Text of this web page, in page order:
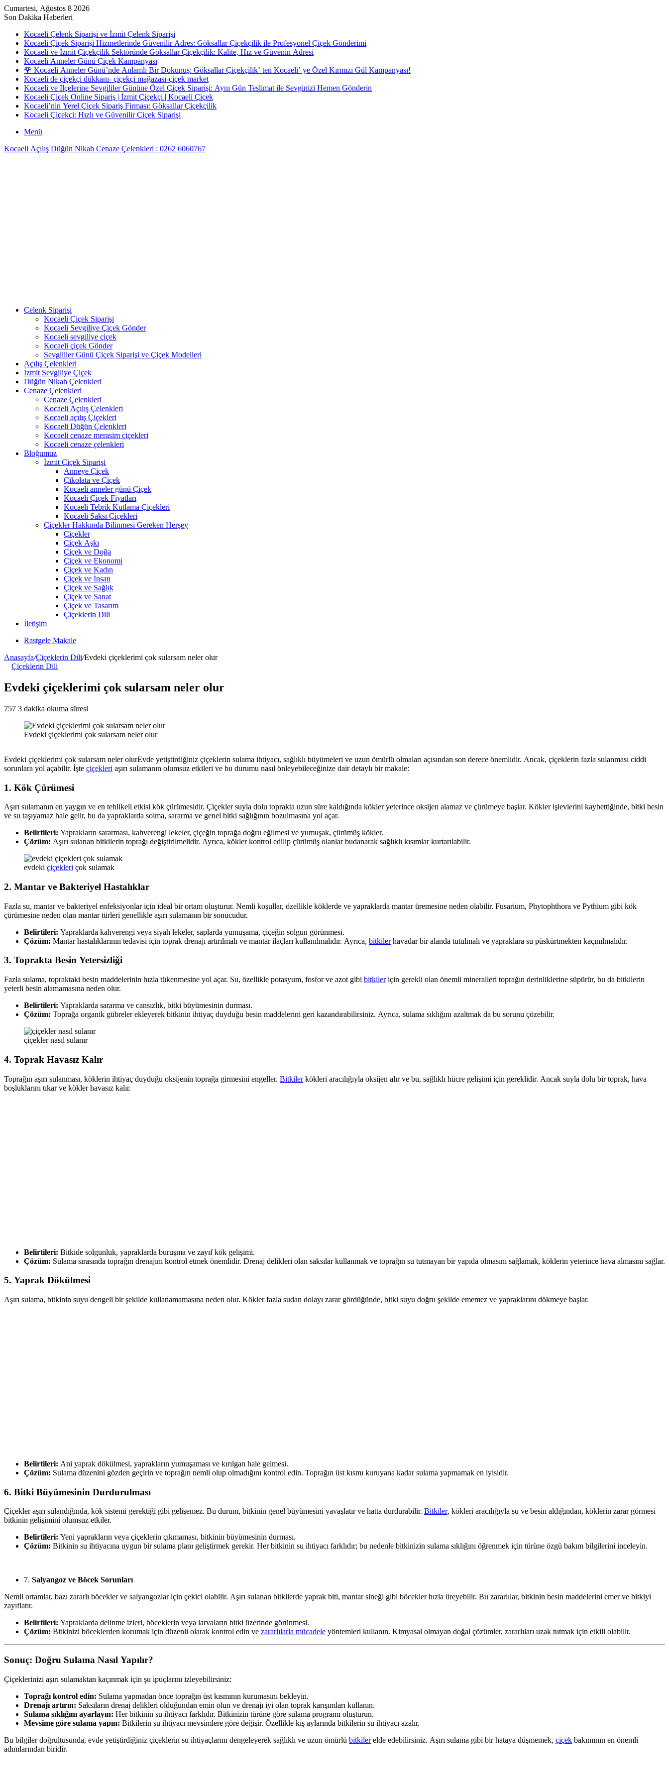
Cumartesi, Ağustos 8 2026
Son Dakika Haberleri
Kocaeli Çelenk Siparişi ve İzmit Çelenk Siparişi
Kocaeli Çiçek Siparişi Hizmetlerinde Güvenilir Adres: Göksallar Çiçekçilik ile Profesyonel Çiçek Gönderimi
Kocaeli ve İzmit Çiçekçilik Sektöründe Göksallar Çiçekçilik: Kalite, Hız ve Güvenin Adresi
Kocaeli Anneler Günü Çiçek Kampanyası
🌹 Kocaeli Anneler Günü’nde Anlamlı Bir Dokunuş: Göksallar Çiçekçilik’ ten Kocaeli’ ye Özel Kırmızı Gül Kampanyası!
Kocaeli de çiçekçi dükkanı- çiçekçi mağazası-çiçek market
Kocaeli ve İlçelerine Sevgililer Gününe Özel Çiçek Siparişi: Aynı Gün Teslimat ile Sevginizi Hemen Gönderin
Kocaeli Çiçek Online Sipariş | İzmit Çiçekçi | Kocaeli Çiçek
Kocaeli’nin Yerel Çiçek Sipariş Firması: Göksallar Çiçekçilik
Kocaeli Çiçekçi: Hızlı ve Güvenilir Çiçek Siparişi
Menü
Kocaeli Açılış Düğün Nikah Cenaze Çelenkleri : 0262 6060767
Çelenk Siparişi
Kocaeli Çiçek Siparişi
Kocaeli Sevgiliye Çiçek Gönder
Kocaeli sevgiliye çiçek
Kocaeli çiçek Gönder
Sevgililer Günü Çiçek Siparişi ve Çiçek Modelleri
Açılış Çelenkleri
İzmit Sevgiliye Çiçek
Düğün Nikah Çelenkleri
Cenaze Çelenkleri
Cenaze Çelenkleri
Kocaeli Açılış Çelenkleri
Kocaeli açılış Çiçekleri
Kocaeli Düğün Çelenkleri
Kocaeli cenaze merasim çiçekleri
Kocaeli cenaze çelenkleri
Bloğumuz
İzmit Çiçek Siparişi
Anneye Çiçek
Çikolata ve Çiçek
Kocaeli anneler günü Çiçek
Kocaeli Çiçek Fiyatları
Kocaeli Tebrik Kutlama Çiçekleri
Kocaeli Saksı Çiçekleri
Çiçekler Hakkında Bilinmesi Gereken Herşey
Çiçekler
Çiçek Aşkı
Çiçek ve Doğa
Çiçek ve Ekonomi
Çiçek ve Kadın
Çiçek ve İnsan
Çiçek ve Sağlık
Çiçek ve Sanat
Çiçek ve Tasarım
Çiçeklerin Dili
İletişim
Rastgele Makale
Anasayfa/Çiçeklerin Dili/Evdeki çiçeklerimi çok sularsam neler olur
Çiçeklerin Dili
Evdeki çiçeklerimi çok sularsam neler olur
757 3 dakika okuma süresi
Evdeki çiçeklerimi çok sularsam neler olur
Evdeki çiçeklerimi çok sularsam neler olurEvde yetiştirdiğiniz çiçeklerin sulama ihtiyacı, sağlıklı büyümeleri ve uzun ömürlü olmaları açısından son derece önemlidir. Ancak, çiçeklerin fazla sulanması ciddi
sorunlara yol açabilir. İşte çiçekleri aşırı sulamanın olumsuz etkileri ve bu durumu nasıl önleyebileceğinize dair detaylı bir makale:
1. Kök Çürümesi
Aşırı sulamanın en yaygın ve en tehlikeli etkisi kök çürümesidir. Çiçekler suyla dolu toprakta uzun süre kaldığında kökler yeterince oksijen alamaz ve çürümeye başlar. Kökler işlevlerini kaybettiğinde, bitki besin
ve su taşıyamaz hale gelir, bu da yapraklarda solma, sararma ve genel bitki sağlığının bozulmasına yol açar.
Belirtileri: Yaprakların sararması, kahverengi lekeler, çiçeğin toprağa doğru eğilmesi ve yumuşak, çürümüş kökler.
Çözüm: Aşırı sulanan bitkilerin toprağı değiştirilmelidir. Ayrıca, kökler kontrol edilip çürümüş olanlar budanarak sağlıklı kısımlar kurtarılabilir.
evdeki çiçekleri çok sulamak
2. Mantar ve Bakteriyel Hastalıklar
Fazla su, mantar ve bakteriyel enfeksiyonlar için ideal bir ortam oluşturur. Nemli koşullar, özellikle köklerde ve yapraklarda mantar üremesine neden olabilir. Fusarium, Phytophthora ve Pythium gibi kök
çürümesine neden olan mantar türleri genellikle aşırı sulamanın bir sonucudur.
Belirtileri: Yapraklarda kahverengi veya siyah lekeler, saplarda yumuşama, çiçeğin solgun görünmesi.
Çözüm: Mantar hastalıklarının tedavisi için toprak drenajı artırılmalı ve mantar ilaçları kullanılmalıdır. Ayrıca, bitkilerhavadar bir alanda tutulmalı ve yapraklara su püskürtmekten kaçınılmalıdır.
3. Toprakta Besin Yetersizliği
Fazla sulama, topraktaki besin maddelerinin hızla tükenmesine yol açar. Su, özellikle potasyum, fosfor ve azot gibi bitkileriçin gerekli olan önemli mineralleri toprağın derinliklerine süpürür, bu da bitkilerin
yeterli besin alamamasına neden olur.
Belirtileri: Yapraklarda sararma ve cansızlık, bitki büyümesinin durması.
Çözüm: Toprağa organik gübreler ekleyerek bitkinin ihtiyaç duyduğu besin maddelerini geri kazandırabilirsiniz. Ayrıca, sulama sıklığını azaltmak da bu sorunu çözebilir.
çiçekler nasıl sulanır
4. Toprak Havasız Kalır
Toprağın aşırı sulanması, köklerin ihtiyaç duyduğu oksijenin toprağa girmesini engeller. Bitkilerkökleri aracılığıyla oksijen alır ve bu, sağlıklı hücre gelişimi için gereklidir. Ancak suyla dolu bir toprak, hava
boşluklarını tıkar ve kökler havasız kalır.
Belirtileri: Bitkide solgunluk, yapraklarda buruşma ve zayıf kök gelişimi.
Çözüm: Sulama sırasında toprağın drenajını kontrol etmek önemlidir. Drenaj delikleri olan saksılar kullanmak ve toprağın su tutmayan bir yapıda olmasını sağlamak, köklerin yeterince hava almasını sağlar.
5. Yaprak Dökülmesi
Aşırı sulama, bitkinin suyu dengeli bir şekilde kullanamamasına neden olur. Kökler fazla sudan dolayı zarar gördüğünde, bitki suyu doğru şekilde ememez ve yapraklarını dökmeye başlar.
Belirtileri: Ani yaprak dökülmesi, yaprakların yumuşaması ve kırılgan hale gelmesi.
Çözüm: Sulama düzenini gözden geçirin ve toprağın nemli olup olmadığını kontrol edin. Toprağın üst kısmı kuruyana kadar sulama yapmamak en iyisidir.
6. Bitki Büyümesinin Durdurulması
Çiçekler aşırı sulandığında, kök sistemi gerektiği gibi gelişemez. Bu durum, bitkinin genel büyümesini yavaşlatır ve hatta durdurabilir. Bitkiler, kökleri aracılığıyla su ve besin aldığından, köklerin zarar görmesi
bitkinin gelişimini olumsuz etkiler.
Belirtileri: Yeni yaprakların veya çiçeklerin çıkmaması, bitkinin büyümesinin durması.
Çözüm: Bitkinin su ihtiyacına uygun bir sulama planı geliştirmek gerekir. Her bitkinin su ihtiyacı farklıdır; bu nedenle bitkinizin sulama sıklığını öğrenmek için türüne özgü bakım bilgilerini inceleyin.
7. Salyangoz ve Böcek Sorunları
Nemli ortamlar, bazı zararlı böcekler ve salyangozlar için çekici olabilir. Aşırı sulanan bitkilerde yaprak biti, mantar sineği gibi böcekler hızla üreyebilir. Bu zararlılar, bitkinin besin maddelerini emer ve bitkiyi
zayıflatır.
Belirtileri: Yapraklarda delinme izleri, böceklerin veya larvaların bitki üzerinde görünmesi.
Çözüm: Bitkinizi böceklerden korumak için düzenli olarak kontrol edin ve zararlılarla mücadele yöntemleri kullanın. Kimyasal olmayan doğal çözümler, zararlıları uzak tutmak için etkili olabilir.
Sonuç: Doğru Sulama Nasıl Yapılır?
Çiçeklerinizi aşırı sulamaktan kaçınmak için şu ipuçlarını izleyebilirsiniz:
Toprağı kontrol edin: Sulama yapmadan önce toprağın üst kısmının kurumasını bekleyin.
Drenajı artırın: Saksıların drenaj delikleri olduğundan emin olun ve drenajı iyi olan toprak karışımları kullanın.
Sulama sıklığını ayarlayın: Her bitkinin su ihtiyacı farklıdır. Bitkinizin türüne göre sulama programı oluşturun.
Mevsime göre sulama yapın: Bitkilerin su ihtiyacı mevsimlere göre değişir. Özellikle kış aylarında bitkilerin su ihtiyacı azalır.
Bu bilgiler doğrultusunda, evde yetiştirdiğiniz çiçeklerin su ihtiyaçlarını dengeleyerek sağlıklı ve uzun ömürlü bitkilerelde edebilirsiniz. Aşırı sulama gibi bir hataya düşmemek, çiçek bakımının en önemli
adımlarından biridir.